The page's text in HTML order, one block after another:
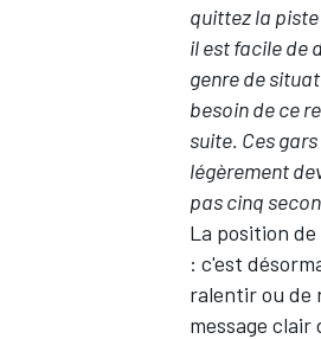
quittez la
il est facile de
genre de
besoin de ce
suite. Ces
légèrement
pas cinq
La position
: c'est
ralentir ou de
message